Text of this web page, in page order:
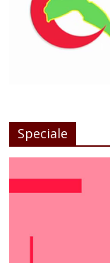
Speciale